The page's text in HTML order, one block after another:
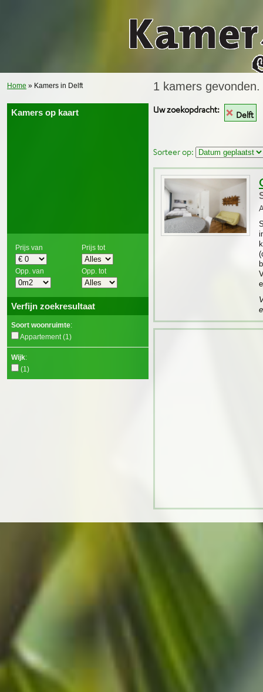
Home » Kamers in Delft
Kamers op kaart
Prijs van
Opp. van
Prijs tot
Opp. tot
Verfijn zoekresultaat
Soort woonruimte:
Appartement(1)
Wijk:
(1)
1 kamers gevonden.
Uw zoekopdracht: Delft
Sorteer op: